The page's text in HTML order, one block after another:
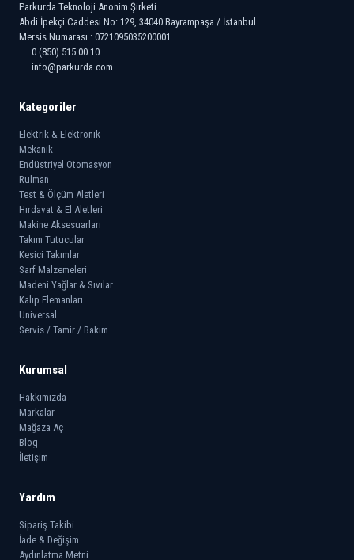
Parkurda Teknoloji Anonim Şirketi
Abdi İpekçi Caddesi No: 129, 34040 Bayrampaşa / İstanbul
Mersis Numarası : 0721095035200001
0 (850) 515 00 10
info@parkurda.com
Kategoriler
Elektrik & Elektronik
Mekanik
Endüstriyel Otomasyon
Rulman
Test & Ölçüm Aletleri
Hırdavat & El Aletleri
Makine Aksesuarları
Takım Tutucular
Kesici Takımlar
Sarf Malzemeleri
Madeni Yağlar & Sıvılar
Kalıp Elemanları
Universal
Servis / Tamir / Bakım
Kurumsal
Hakkımızda
Markalar
Mağaza Aç
Blog
İletişim
Yardım
Sipariş Takibi
İade & Değişim
Aydınlatma Metni